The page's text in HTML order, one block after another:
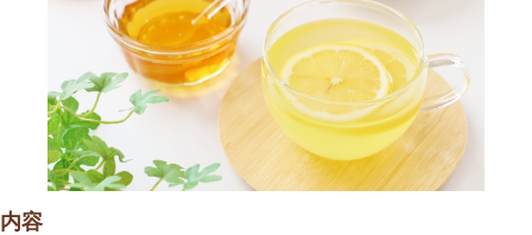
内容